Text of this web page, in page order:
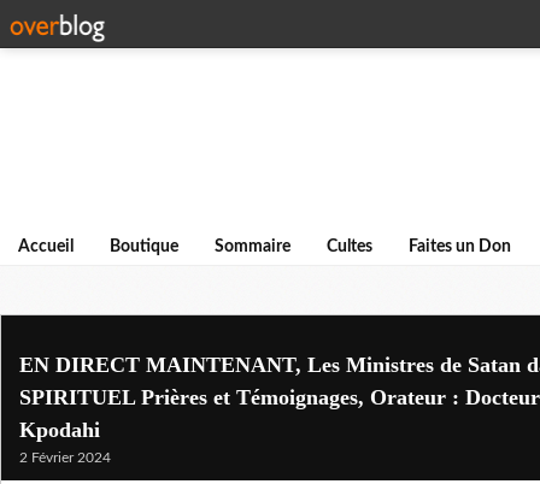
Accueil Boutique Sommaire Cultes Faites un Don
EN DIRECT MAINTENANT, Les Ministres de Satan
SPIRITUEL Prières et Témoignages, Orateur :
Kpodahi
2 Février 2024